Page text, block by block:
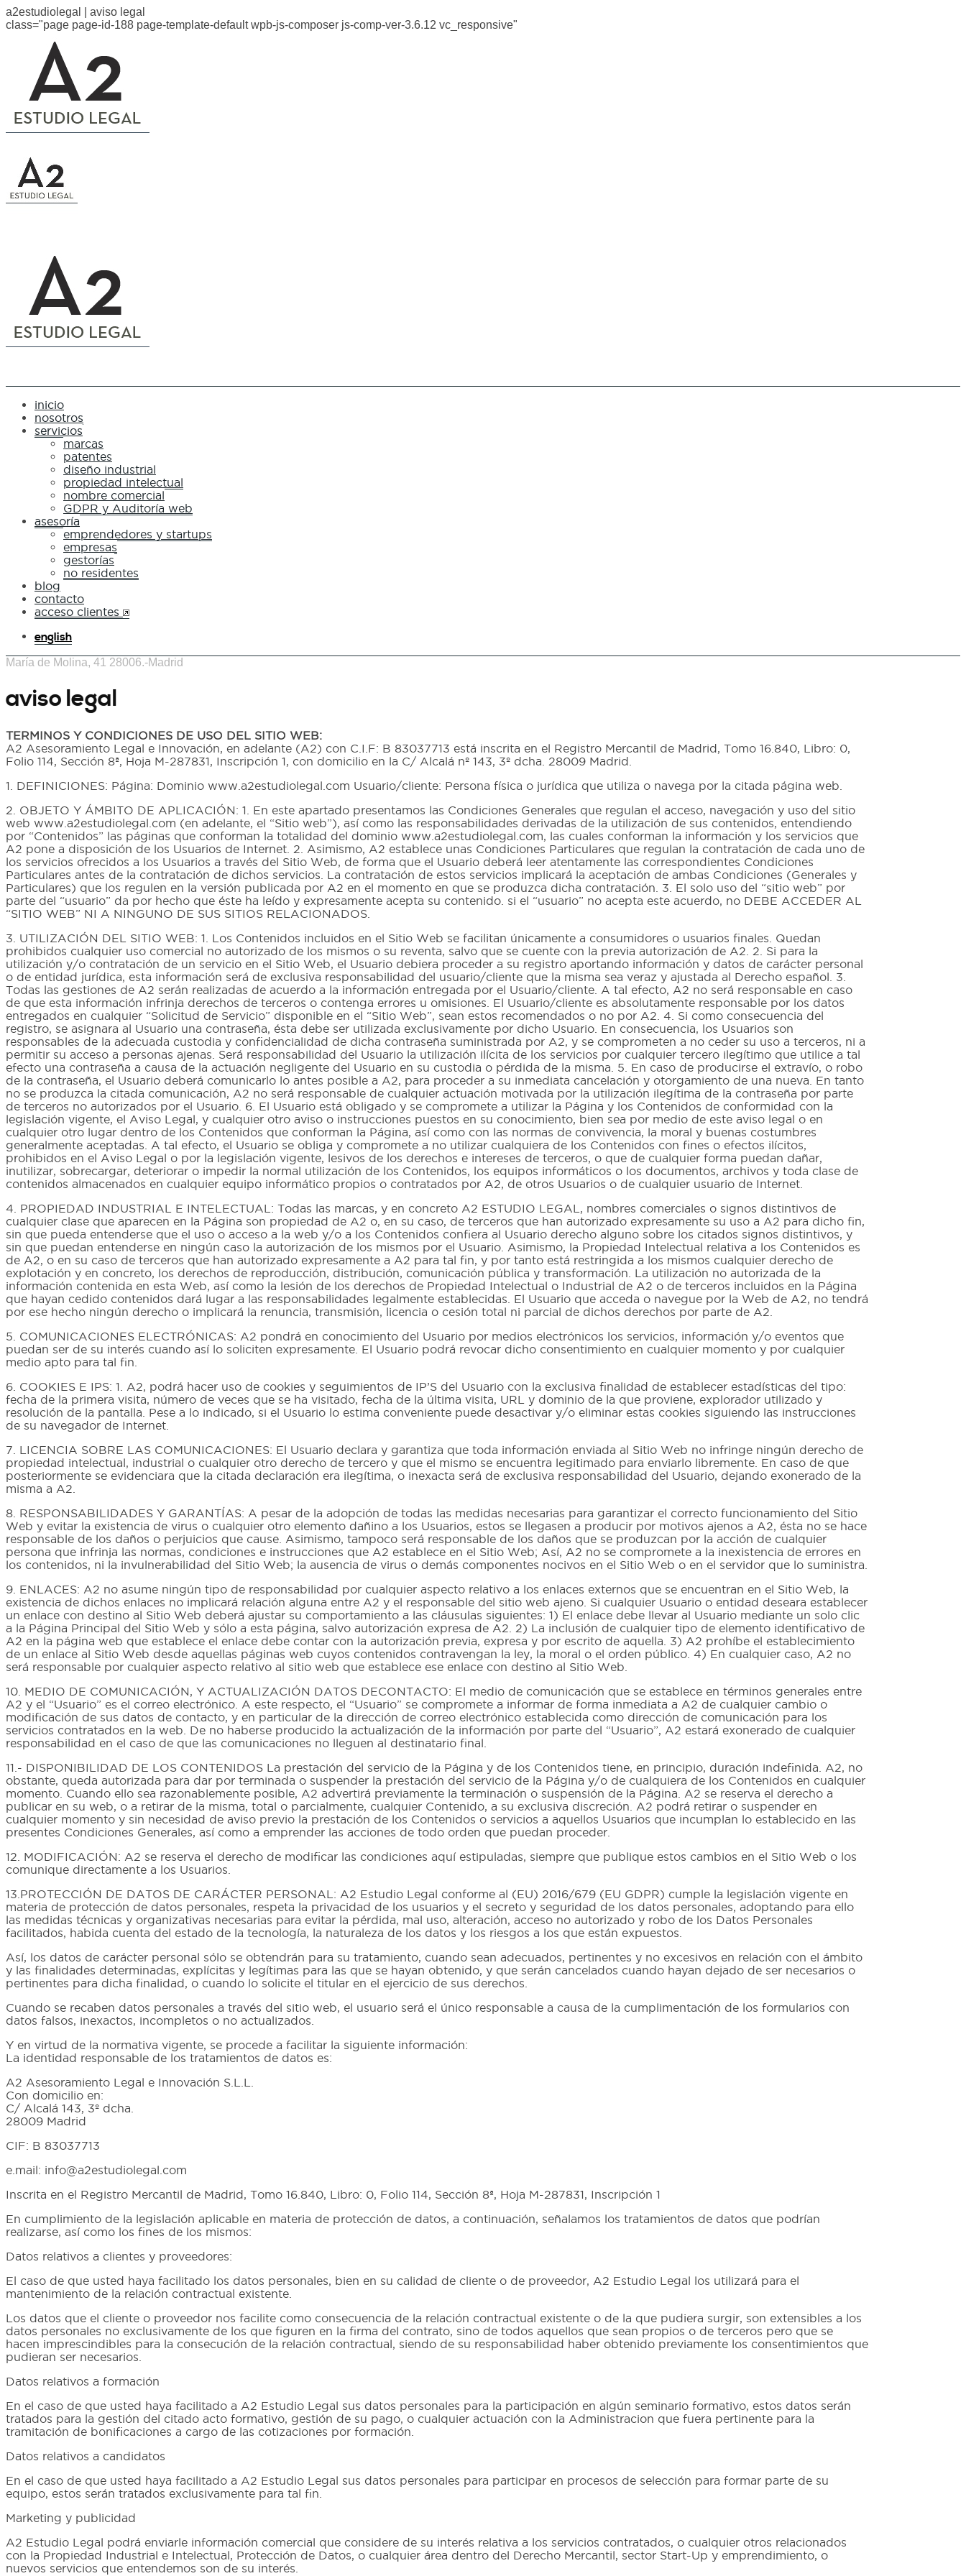
a2estudiolegal | aviso legal
class="page page-id-188 page-template-default wpb-js-composer js-comp-ver-3.6.12 vc_responsive"
inicio
nosotros
servicios
marcas
patentes
diseño industrial
propiedad intelectual
nombre comercial
GDPR y Auditoría web
asesoría
emprendedores y startups
empresas
gestorías
no residentes
blog
contacto
acceso clientes
english
María de Molina, 41 28006.-Madrid
aviso legal
TERMINOS Y CONDICIONES DE USO DEL SITIO WEB:
A2 Asesoramiento Legal e Innovación, en adelante (A2) con C.I.F: B 83037713 está inscrita en el Registro Mercantil de Madrid, Tomo 16.840, Libro: 0,
Folio 114, Sección 8ª, Hoja M-287831, Inscripción 1, con domicilio en la C/ Alcalá nº 143, 3º dcha. 28009 Madrid.
1. DEFINICIONES: Página: Dominio www.a2estudiolegal.com Usuario/cliente: Persona física o jurídica que utiliza o navega por la citada página web.
2. OBJETO Y ÁMBITO DE APLICACIÓN: 1. En este apartado presentamos las Condiciones Generales que regulan el acceso, navegación y uso del sitio
web www.a2estudiolegal.com (en adelante, el “Sitio web”), así como las responsabilidades derivadas de la utilización de sus contenidos, entendiendo
por “Contenidos” las páginas que conforman la totalidad del dominio www.a2estudiolegal.com, las cuales conforman la información y los servicios que
A2 pone a disposición de los Usuarios de Internet. 2. Asimismo, A2 establece unas Condiciones Particulares que regulan la contratación de cada uno de
los servicios ofrecidos a los Usuarios a través del Sitio Web, de forma que el Usuario deberá leer atentamente las correspondientes Condiciones
Particulares antes de la contratación de dichos servicios. La contratación de estos servicios implicará la aceptación de ambas Condiciones (Generales y
Particulares) que los regulen en la versión publicada por A2 en el momento en que se produzca dicha contratación. 3. El solo uso del “sitio web” por
parte del “usuario” da por hecho que éste ha leído y expresamente acepta su contenido. si el “usuario” no acepta este acuerdo, no DEBE ACCEDER AL
“SITIO WEB” NI A NINGUNO DE SUS SITIOS RELACIONADOS.
3. UTILIZACIÓN DEL SITIO WEB: 1. Los Contenidos incluidos en el Sitio Web se facilitan únicamente a consumidores o usuarios finales. Quedan
prohibidos cualquier uso comercial no autorizado de los mismos o su reventa, salvo que se cuente con la previa autorización de A2. 2. Si para la
utilización y/o contratación de un servicio en el Sitio Web, el Usuario debiera proceder a su registro aportando información y datos de carácter personal
o de entidad jurídica, esta información será de exclusiva responsabilidad del usuario/cliente que la misma sea veraz y ajustada al Derecho español. 3.
Todas las gestiones de A2 serán realizadas de acuerdo a la información entregada por el Usuario/cliente. A tal efecto, A2 no será responsable en caso
de que esta información infrinja derechos de terceros o contenga errores u omisiones. El Usuario/cliente es absolutamente responsable por los datos
entregados en cualquier “Solicitud de Servicio” disponible en el “Sitio Web”, sean estos recomendados o no por A2. 4. Si como consecuencia del
registro, se asignara al Usuario una contraseña, ésta debe ser utilizada exclusivamente por dicho Usuario. En consecuencia, los Usuarios son
responsables de la adecuada custodia y confidencialidad de dicha contraseña suministrada por A2, y se comprometen a no ceder su uso a terceros, ni a
permitir su acceso a personas ajenas. Será responsabilidad del Usuario la utilización ilícita de los servicios por cualquier tercero ilegítimo que utilice a tal
efecto una contraseña a causa de la actuación negligente del Usuario en su custodia o pérdida de la misma. 5. En caso de producirse el extravío, o robo
de la contraseña, el Usuario deberá comunicarlo lo antes posible a A2, para proceder a su inmediata cancelación y otorgamiento de una nueva. En tanto
no se produzca la citada comunicación, A2 no será responsable de cualquier actuación motivada por la utilización ilegítima de la contraseña por parte
de terceros no autorizados por el Usuario. 6. El Usuario está obligado y se compromete a utilizar la Página y los Contenidos de conformidad con la
legislación vigente, el Aviso Legal, y cualquier otro aviso o instrucciones puestos en su conocimiento, bien sea por medio de este aviso legal o en
cualquier otro lugar dentro de los Contenidos que conforman la Página, así como con las normas de convivencia, la moral y buenas costumbres
generalmente aceptadas. A tal efecto, el Usuario se obliga y compromete a no utilizar cualquiera de los Contenidos con fines o efectos ilícitos,
prohibidos en el Aviso Legal o por la legislación vigente, lesivos de los derechos e intereses de terceros, o que de cualquier forma puedan dañar,
inutilizar, sobrecargar, deteriorar o impedir la normal utilización de los Contenidos, los equipos informáticos o los documentos, archivos y toda clase de
contenidos almacenados en cualquier equipo informático propios o contratados por A2, de otros Usuarios o de cualquier usuario de Internet.
4. PROPIEDAD INDUSTRIAL E INTELECTUAL: Todas las marcas, y en concreto A2 ESTUDIO LEGAL, nombres comerciales o signos distintivos de
cualquier clase que aparecen en la Página son propiedad de A2 o, en su caso, de terceros que han autorizado expresamente su uso a A2 para dicho fin,
sin que pueda entenderse que el uso o acceso a la web y/o a los Contenidos confiera al Usuario derecho alguno sobre los citados signos distintivos, y
sin que puedan entenderse en ningún caso la autorización de los mismos por el Usuario. Asimismo, la Propiedad Intelectual relativa a los Contenidos es
de A2, o en su caso de terceros que han autorizado expresamente a A2 para tal fin, y por tanto está restringida a los mismos cualquier derecho de
explotación y en concreto, los derechos de reproducción, distribución, comunicación pública y transformación. La utilización no autorizada de la
información contenida en esta Web, así como la lesión de los derechos de Propiedad Intelectual o Industrial de A2 o de terceros incluidos en la Página
que hayan cedido contenidos dará lugar a las responsabilidades legalmente establecidas. El Usuario que acceda o navegue por la Web de A2, no tendrá
por ese hecho ningún derecho o implicará la renuncia, transmisión, licencia o cesión total ni parcial de dichos derechos por parte de A2.
5. COMUNICACIONES ELECTRÓNICAS: A2 pondrá en conocimiento del Usuario por medios electrónicos los servicios, información y/o eventos que
puedan ser de su interés cuando así lo soliciten expresamente. El Usuario podrá revocar dicho consentimiento en cualquier momento y por cualquier
medio apto para tal fin.
6. COOKIES E IPS: 1. A2, podrá hacer uso de cookies y seguimientos de IP’S del Usuario con la exclusiva finalidad de establecer estadísticas del tipo:
fecha de la primera visita, número de veces que se ha visitado, fecha de la última visita, URL y dominio de la que proviene, explorador utilizado y
resolución de la pantalla. Pese a lo indicado, si el Usuario lo estima conveniente puede desactivar y/o eliminar estas cookies siguiendo las instrucciones
de su navegador de Internet.
7. LICENCIA SOBRE LAS COMUNICACIONES: El Usuario declara y garantiza que toda información enviada al Sitio Web no infringe ningún derecho de
propiedad intelectual, industrial o cualquier otro derecho de tercero y que el mismo se encuentra legitimado para enviarlo libremente. En caso de que
posteriormente se evidenciara que la citada declaración era ilegítima, o inexacta será de exclusiva responsabilidad del Usuario, dejando exonerado de la
misma a A2.
8. RESPONSABILIDADES Y GARANTÍAS: A pesar de la adopción de todas las medidas necesarias para garantizar el correcto funcionamiento del Sitio
Web y evitar la existencia de virus o cualquier otro elemento dañino a los Usuarios, estos se llegasen a producir por motivos ajenos a A2, ésta no se hace
responsable de los daños o perjuicios que cause. Asimismo, tampoco será responsable de los daños que se produzcan por la acción de cualquier
persona que infrinja las normas, condiciones e instrucciones que A2 establece en el Sitio Web; Así, A2 no se compromete a la inexistencia de errores en
los contenidos, ni la invulnerabilidad del Sitio Web; la ausencia de virus o demás componentes nocivos en el Sitio Web o en el servidor que lo suministra.
9. ENLACES: A2 no asume ningún tipo de responsabilidad por cualquier aspecto relativo a los enlaces externos que se encuentran en el Sitio Web, la
existencia de dichos enlaces no implicará relación alguna entre A2 y el responsable del sitio web ajeno. Si cualquier Usuario o entidad deseara establecer
un enlace con destino al Sitio Web deberá ajustar su comportamiento a las cláusulas siguientes: 1) El enlace debe llevar al Usuario mediante un solo clic
a la Página Principal del Sitio Web y sólo a esta página, salvo autorización expresa de A2. 2) La inclusión de cualquier tipo de elemento identificativo de
A2 en la página web que establece el enlace debe contar con la autorización previa, expresa y por escrito de aquella. 3) A2 prohíbe el establecimiento
de un enlace al Sitio Web desde aquellas páginas web cuyos contenidos contravengan la ley, la moral o el orden público. 4) En cualquier caso, A2 no
será responsable por cualquier aspecto relativo al sitio web que establece ese enlace con destino al Sitio Web.
10. MEDIO DE COMUNICACIÓN, Y ACTUALIZACIÓN DATOS DECONTACTO: El medio de comunicación que se establece en términos generales entre
A2 y el “Usuario” es el correo electrónico. A este respecto, el “Usuario” se compromete a informar de forma inmediata a A2 de cualquier cambio o
modificación de sus datos de contacto, y en particular de la dirección de correo electrónico establecida como dirección de comunicación para los
servicios contratados en la web. De no haberse producido la actualización de la información por parte del “Usuario”, A2 estará exonerado de cualquier
responsabilidad en el caso de que las comunicaciones no lleguen al destinatario final.
11.- DISPONIBILIDAD DE LOS CONTENIDOS La prestación del servicio de la Página y de los Contenidos tiene, en principio, duración indefinida. A2, no
obstante, queda autorizada para dar por terminada o suspender la prestación del servicio de la Página y/o de cualquiera de los Contenidos en cualquier
momento. Cuando ello sea razonablemente posible, A2 advertirá previamente la terminación o suspensión de la Página. A2 se reserva el derecho a
publicar en su web, o a retirar de la misma, total o parcialmente, cualquier Contenido, a su exclusiva discreción. A2 podrá retirar o suspender en
cualquier momento y sin necesidad de aviso previo la prestación de los Contenidos o servicios a aquellos Usuarios que incumplan lo establecido en las
presentes Condiciones Generales, así como a emprender las acciones de todo orden que puedan proceder.
12. MODIFICACIÓN: A2 se reserva el derecho de modificar las condiciones aquí estipuladas, siempre que publique estos cambios en el Sitio Web o los
comunique directamente a los Usuarios.
13.PROTECCIÓN DE DATOS DE CARÁCTER PERSONAL: A2 Estudio Legal conforme al (EU) 2016/679 (EU GDPR) cumple la legislación vigente en
materia de protección de datos personales, respeta la privacidad de los usuarios y el secreto y seguridad de los datos personales, adoptando para ello
las medidas técnicas y organizativas necesarias para evitar la pérdida, mal uso, alteración, acceso no autorizado y robo de los Datos Personales
facilitados, habida cuenta del estado de la tecnología, la naturaleza de los datos y los riesgos a los que están expuestos.
Así, los datos de carácter personal sólo se obtendrán para su tratamiento, cuando sean adecuados, pertinentes y no excesivos en relación con el ámbito
y las finalidades determinadas, explícitas y legítimas para las que se hayan obtenido, y que serán cancelados cuando hayan dejado de ser necesarios o
pertinentes para dicha finalidad, o cuando lo solicite el titular en el ejercicio de sus derechos.
Cuando se recaben datos personales a través del sitio web, el usuario será el único responsable a causa de la cumplimentación de los formularios con
datos falsos, inexactos, incompletos o no actualizados.
Y en virtud de la normativa vigente, se procede a facilitar la siguiente información:
La identidad responsable de los tratamientos de datos es:
A2 Asesoramiento Legal e Innovación S.L.L.
Con domicilio en:
C/ Alcalá 143, 3º dcha.
28009 Madrid
CIF: B 83037713
e.mail: info@a2estudiolegal.com
Inscrita en el Registro Mercantil de Madrid, Tomo 16.840, Libro: 0, Folio 114, Sección 8ª, Hoja M-287831, Inscripción 1
En cumplimiento de la legislación aplicable en materia de protección de datos, a continuación, señalamos los tratamientos de datos que podrían
realizarse, así como los fines de los mismos:
Datos relativos a clientes y proveedores:
El caso de que usted haya facilitado los datos personales, bien en su calidad de cliente o de proveedor, A2 Estudio Legal los utilizará para el
mantenimiento de la relación contractual existente.
Los datos que el cliente o proveedor nos facilite como consecuencia de la relación contractual existente o de la que pudiera surgir, son extensibles a los
datos personales no exclusivamente de los que figuren en la firma del contrato, sino de todos aquellos que sean propios o de terceros pero que se
hacen imprescindibles para la consecución de la relación contractual, siendo de su responsabilidad haber obtenido previamente los consentimientos que
pudieran ser necesarios.
Datos relativos a formación
En el caso de que usted haya facilitado a A2 Estudio Legal sus datos personales para la participación en algún seminario formativo, estos datos serán
tratados para la gestión del citado acto formativo, gestión de su pago, o cualquier actuación con la Administracion que fuera pertinente para la
tramitación de bonificaciones a cargo de las cotizaciones por formación.
Datos relativos a candidatos
En el caso de que usted haya facilitado a A2 Estudio Legal sus datos personales para participar en procesos de selección para formar parte de su
equipo, estos serán tratados exclusivamente para tal fin.
Marketing y publicidad
A2 Estudio Legal podrá enviarle información comercial que considere de su interés relativa a los servicios contratados, o cualquier otros relacionados
con la Propiedad Industrial e Intelectual, Protección de Datos, o cualquier área dentro del Derecho Mercantil, sector Start-Up y emprendimiento, o
nuevos servicios que entendemos son de su interés.